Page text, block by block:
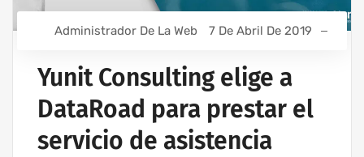
Administrador De La Web 7 De Abril De 2019
Yunit Consulting elige a
DataRoad para prestar el
servicio de asistencia